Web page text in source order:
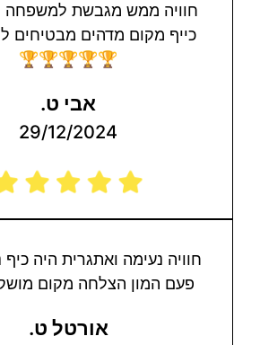
חוויה ממש מגבשת למשפחה
כייף מקום מדהים מבטיחים
🏆🏆🏆🏆🏆
אבי ט.
29/12/2024
חוויה נעימה ואתגרית היה כיף
פעם המון הצלחה מקום
אורטל ט.